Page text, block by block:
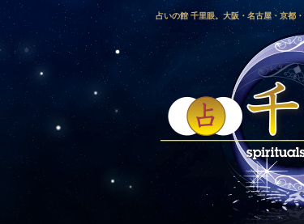
占いの館 千里眼。大阪・名古屋・京都
愛媛・鹿児島・徳島・香川・山形・岡
梨・長野・埼玉・茨城・栃木・金沢・
気占い師による占い。